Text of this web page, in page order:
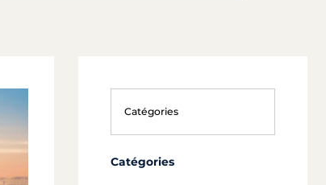
Catégories